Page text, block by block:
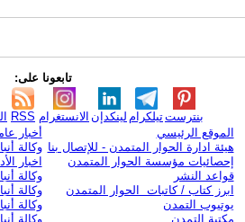
تابعونا على:
RSS الانستغرام لينكدإن تيلكرامبنترست
الموقع الرئيسي
هيئة ادارة الحوار المتمدن - للإتصال بنا
إحصائيات مؤسسة الحوار المتمدن
قواعد النشر
ابرز كتاب / كاتبات الحوار المتمدن
يوتيوب التمدن
مكتبة التمدن
أخبار
وكالة
اخبار
وكالة
وكالة
وكالة
وكالة